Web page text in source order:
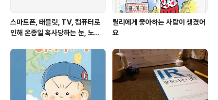
스마트폰, 태블릿, TV, 컴퓨터로
인해 온종일 혹사당하는 눈, 노안
릴리에게 좋아하는 사람이 생겼어
요